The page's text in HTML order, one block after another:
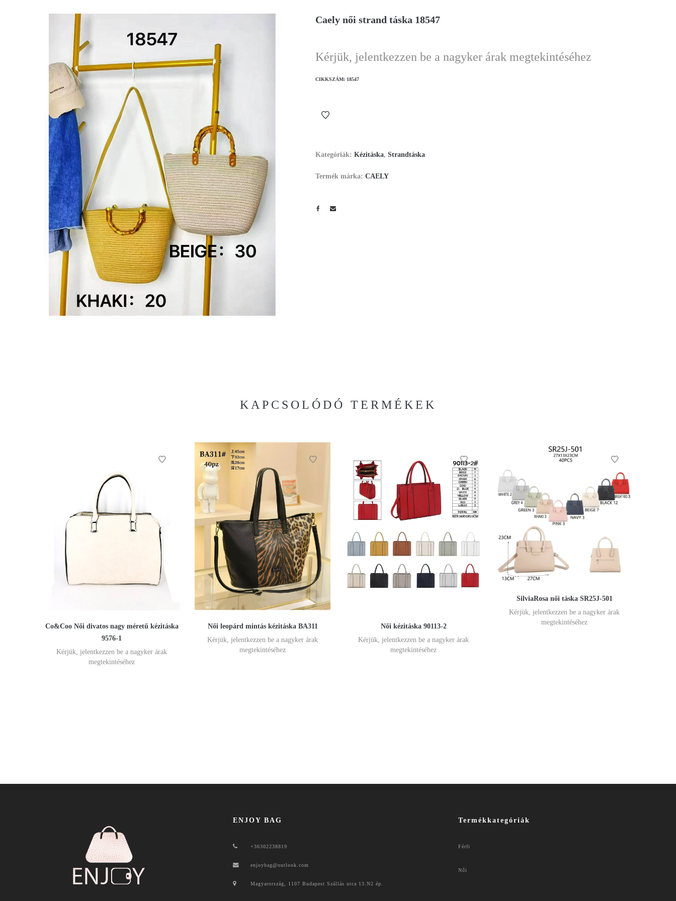
Caely női strand táska 18547
Kérjük, jelentkezzen be a nagyker árak megtekintéséhez
CIKKSZÁM: 18547
Kategóriák: Kézitáska, Strandtáska
Termék márka: CAELY
KAPCSOLÓDÓ TERMÉKEK
Co&Coo Női divatos nagy méretű kézitáska
9576-1
Kérjük, jelentkezzen be a nagyker árak
megtekintéséhez
Női leopárd mintás kézitáska BA311
Kérjük, jelentkezzen be a nagyker árak
megtekintéséhez
Női kézitáska 90113-2
Kérjük, jelentkezzen be a nagyker árak
megtekintéséhez
SilviaRosa női táska SR25J-501
Kérjük, jelentkezzen be a nagyker árak
megtekintéséhez
ENJOY BAG
+36302238819
enjoybag@outlook.com
Magyarország, 1107 Budapest Szállás utca 13.N2 ép.
Termékkategóriák
Férfi
Női